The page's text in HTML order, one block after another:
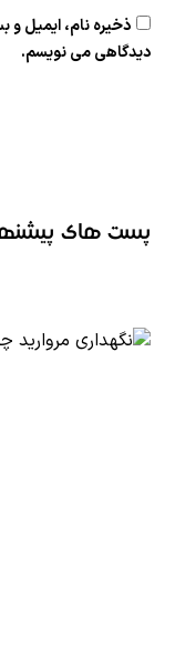
ذخیره نام، ایمیل و
دیدگاهی می نویسم.
پست های